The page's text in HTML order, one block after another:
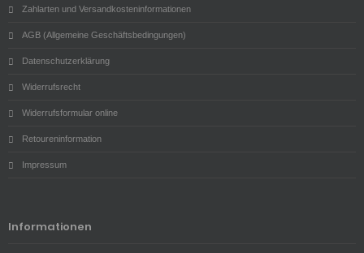
Zahlarten und Versandkosteninformationen
AGB (Allgemeine Geschäftsbedingungen)
Datenschutzerklärung
Widerrufsrecht
Widerrufsformular online
Retoureninformation
Impressum
Informationen